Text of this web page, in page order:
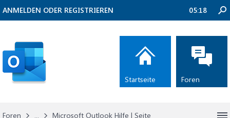
Foren ...
Microsoft Outlook Hilfe | Seite
ANMELDEN ODER REGISTRIEREN 05:18
Startseite Foren